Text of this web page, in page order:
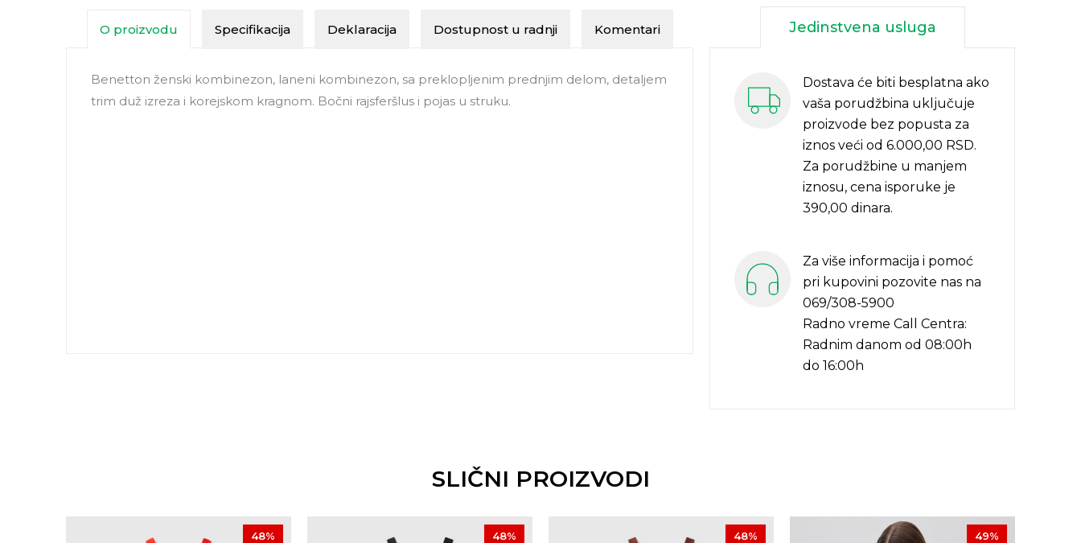
O proizvodu Specifikacija Deklaracija Dostupnost u radnji Komentari
Benetton ženski kombinezon, laneni kombinezon, sa preklopljenim prednjim delom, detaljem
trim duž izreza i korejskom kragnom. Bočni rajsferšlus i pojas u struku.
Jedinstvena usluga
Dostava će biti besplatna ako
vaša porudžbina uključuje
proizvode bez popusta za
iznos veći od 6.000,00 RSD.
Za porudžbine u manjem
iznosu, cena isporuke je
390,00 dinara.
Za više informacija i pomoć
pri kupovini pozovite nas na
069/308-5900
Radno vreme Call Centra:
Radnim danom od 08:00h
do 16:00h
SLIČNI PROIZVODI
48%
48%
48%
49%